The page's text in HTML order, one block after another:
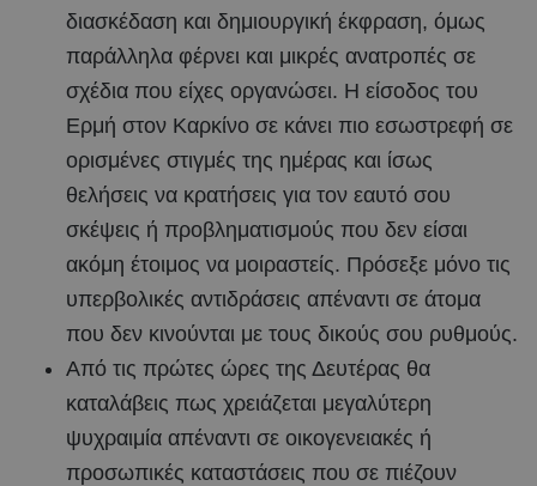
διασκέδαση και δημιουργική έκφραση, όμως
παράλληλα φέρνει και μικρές ανατροπές σε
σχέδια που είχες οργανώσει. Η είσοδος του
Ερμή στον Καρκίνο σε κάνει πιο εσωστρεφή σε
ορισμένες στιγμές της ημέρας και ίσως
θελήσεις να κρατήσεις για τον εαυτό σου
σκέψεις ή προβληματισμούς που δεν είσαι
ακόμη έτοιμος να μοιραστείς. Πρόσεξε μόνο τις
υπερβολικές αντιδράσεις απέναντι σε άτομα
που δεν κινούνται με τους δικούς σου ρυθμούς.
Από τις πρώτες ώρες της Δευτέρας θα
καταλάβεις πως χρειάζεται μεγαλύτερη
ψυχραιμία απέναντι σε οικογενειακές ή
προσωπικές καταστάσεις που σε πιέζουν